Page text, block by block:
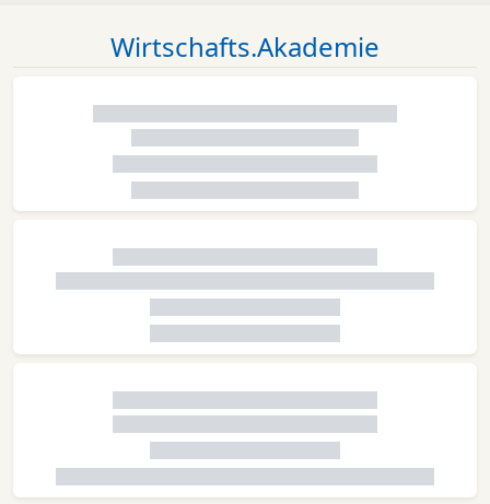
Wirtschafts.Akademie